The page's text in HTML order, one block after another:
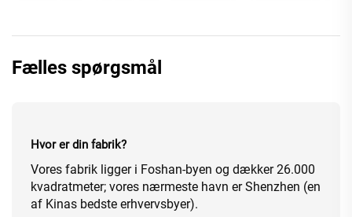
Fælles spørgsmål
Hvor er din fabrik?
Vores fabrik ligger i Foshan-byen og dækker 26.000
kvadratmeter; vores nærmeste havn er Shenzhen (en
af Kinas bedste erhvervsbyer).